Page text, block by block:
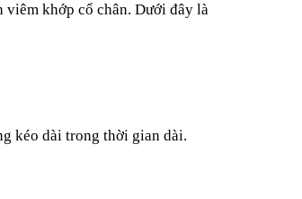
viêm khớp cổ chân. Dưới đây là
kéo dài trong thời gian dài.